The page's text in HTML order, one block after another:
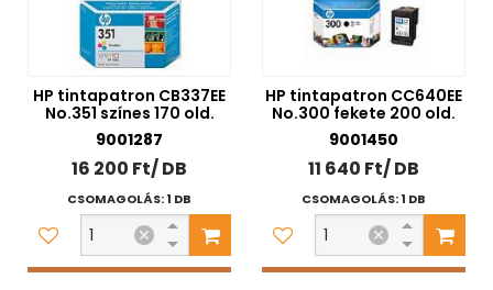
HP tintapatron CB337EE
No.351 színes 170 old.
9001287
16 200 Ft/ DB
CSOMAGOLÁS: 1 DB
HP tintapatron CC640EE
No.300 fekete 200 old.
9001450
11 640 Ft/ DB
CSOMAGOLÁS: 1 DB